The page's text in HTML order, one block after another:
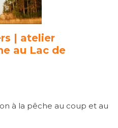
| atelier
au Lac de
à la pêche au coup et au